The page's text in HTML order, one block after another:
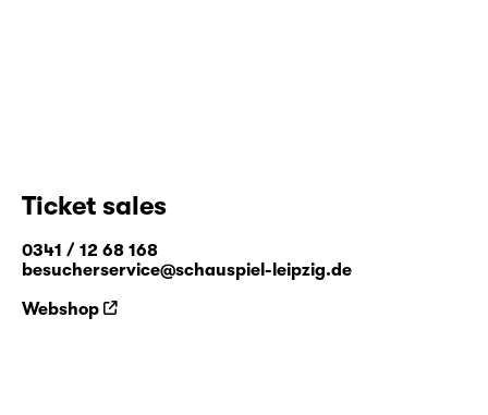
Ticket sales
0341 / 12 68 168
besucherservice@schauspiel-leipzig.de
Webshop